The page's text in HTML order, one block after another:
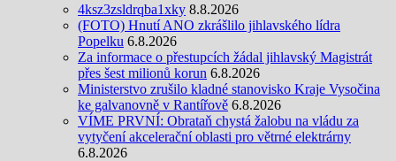
4ksz3zsldrqba1xky 8.8.2026
(FOTO) Hnutí ANO zkrášlilo jihlavského lídra
Popelku 6.8.2026
Za informace o přestupcích žádal jihlavský Magistrát
přes šest milionů korun 6.8.2026
Ministerstvo zrušilo kladné stanovisko Kraje Vysočina
ke galvanovně v Rantířově 6.8.2026
VÍME PRVNÍ: Obrataň chystá žalobu na vládu za
vytyčení akcelerační oblasti pro větrné elektrárny
6.8.2026